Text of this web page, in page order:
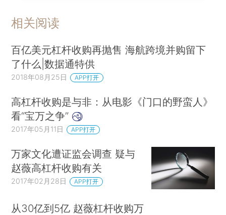
相关阅读
百亿美元杠杆收购再抛售 海航跨境并购留下
了什么|数据通特供
2018年08月25日 APP打开
高杠杆收购是与非：从电影《门口的野蛮人》
看“宝万之争”
2017年05月11日 APP打开
万家文化遭证监会调查 疑与
赵薇高杠杆收购有关
2017年02月28日 APP打开
从30亿到5亿 赵薇杠杆收购万